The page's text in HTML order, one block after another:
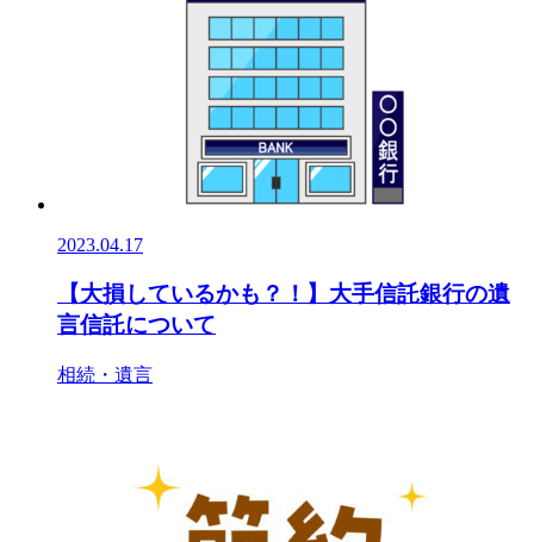
2023.04.17
【大損しているかも？！】大手信託銀行の遺
言信託について
相続・遺言